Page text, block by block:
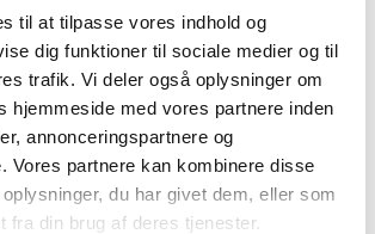
til at tilpasse vores indhold og
dig funktioner til sociale medier og til
trafik. Vi deler også oplysninger om
hjemmeside med vores partnere inden
annonceringspartnere og
Vores partnere kan kombinere disse
du har givet dem, eller som
fra din brug af deres tjenester.
an application fora certificate
a medical device will be Wednesday